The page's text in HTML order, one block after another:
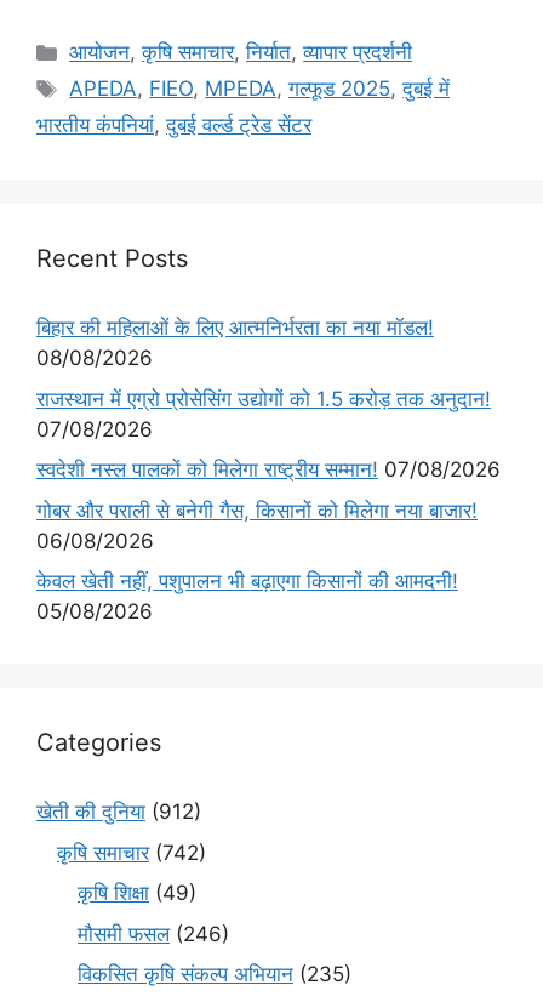
आयोजन,कृषि समाचार,निर्यात,व्यापार प्रदर्शनी
APEDA, FIEO, MPEDA,गल्फूड 2025,दुबई में
भारतीय कंपनियां,दुबई वर्ल्ड ट्रेड सेंटर
Recent Posts
बिहार की महिलाओं के लिए आत्मनिर्भरता का नया मॉडल!
08/08/2026
राजस्थान में एग्रो प्रोसेसिंग उद्योगों को 1.5 करोड़ तक अनुदान!
07/08/2026
स्वदेशी नस्ल पालकों को मिलेगा राष्ट्रीय सम्मान! 07/08/2026
गोबर और पराली से बनेगी गैस, किसानों को मिलेगा नया बाजार!
06/08/2026
केवल खेती नहीं, पशुपालन भी बढ़ाएगा किसानों की आमदनी!
05/08/2026
Categories
खेती की दुनिया (912)
कृषि समाचार(742)
कृषि शिक्षा (49)
मौसमी फसल(246)
विकसित कृषि संकल्प अभियान (235)